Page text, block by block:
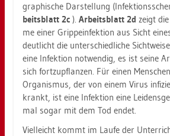
gra­phi­sche Dar­stel­lung
beits­blatt 2c ). Ar­beits­blatt 2d zeigt
me einer Grip­pein­fek­ti­on aus Sicht
deut­licht die un­ter­schied­li­che
eine In­fek­ti­on not­wen­dig, es ist seine
sich fort­zu­pflan­zen. Für einen
Or­ga­nis­mus, der von einem Virus
krankt, ist eine In­fek­ti­on eine
mal sogar mit dem Tod endet.
Viel­leicht kommt im Laufe der